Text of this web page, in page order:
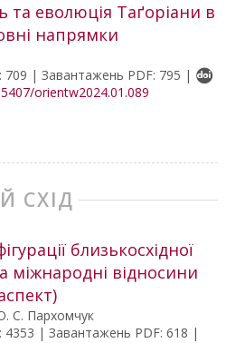
та еволюція Таґоріани в
напрямки
709 | Завантажень PDF: 795 |
orientw2024.01.089
СХІД
близькосхідної
міжнародні відносини
С. Пархомчук
4353 | Завантажень PDF: 618 |